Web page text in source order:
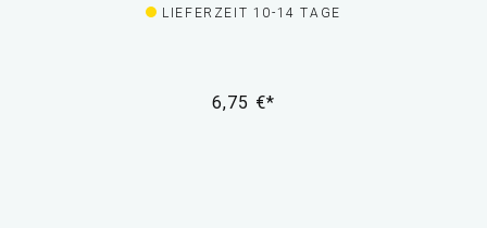
LIEFERZEIT 10-14 TAGE
6,75 €*